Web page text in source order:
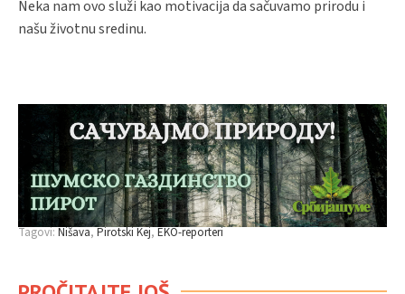
Neka nam ovo služi kao motivacija da sačuvamo prirodu i
našu životnu sredinu.
Tagovi:Nišava Pirotski Kej EKO-reporteri